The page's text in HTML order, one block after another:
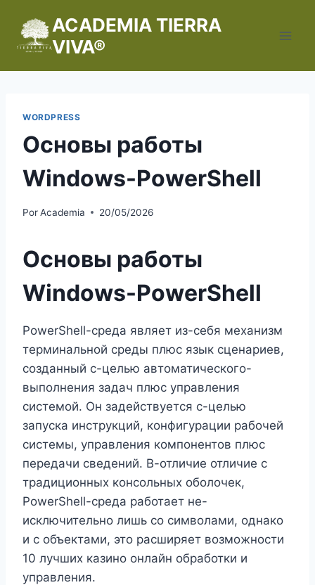
contenido
ACADEMIA TIERRA
VIVA®
WORDPRESS
Основы работы
Windows-PowerShell
PorAcademia 20/05/2026
Основы работы
Windows-PowerShell
PowerShell-среда являет из-себя механизм
терминальной среды плюс язык сценариев,
созданный с-целью автоматического-
выполнения задач плюс управления
системой. Он задействуется с-целью
запуска инструкций, конфигурации рабочей
системы, управления компонентов плюс
передачи сведений. В-отличие отличие с
традиционных консольных оболочек,
PowerShell-среда работает не-
исключительно лишь со символами, однако
и с объектами, это расширяет возможности
10 лучших казино онлайн обработки и
управления.